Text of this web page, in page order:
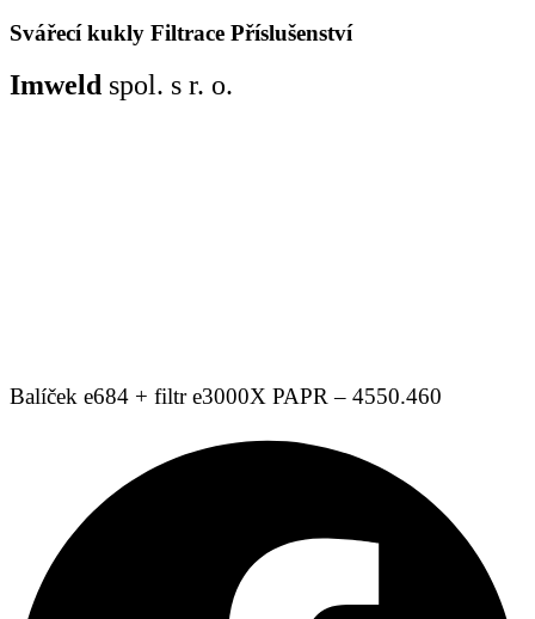
Svářecí kukly Filtrace Příslušenství
Imweld spol. s r. o.
Balíček e684 + filtr e3000X PAPR – 4550.460